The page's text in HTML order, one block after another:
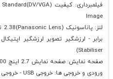
Image
Stabiliser)
صفحه نمایش: صفحه نمایش 2.7 اینچ 123,200 پیکسل
ورودی و خروجی ها: خروجی USB - خروجی تلویزیون